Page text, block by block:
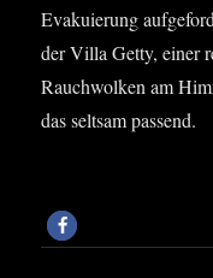
Eva­ku­ie­rung
der Vil­la Get­ty, einer
Rauch­wol­ken am
das selt­sam passend.